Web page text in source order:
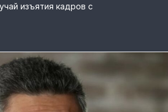
изъятия кадров с